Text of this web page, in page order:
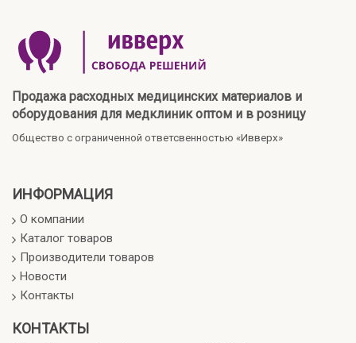
Продажа расходных медицинских материалов и
оборудования для медклиник оптом и в розницу
Общество с ограниченной ответсвенностью «Ивверх»
ИНФОРМАЦИЯ
О компании
Каталог товаров
Производители товаров
Новости
Контакты
КОНТАКТЫ